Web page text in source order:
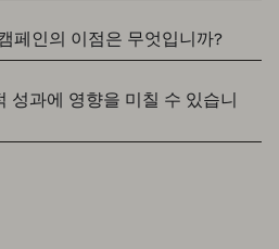
페인의 이점은 무엇입니까?
성과에 영향을 미칠 수 있습니